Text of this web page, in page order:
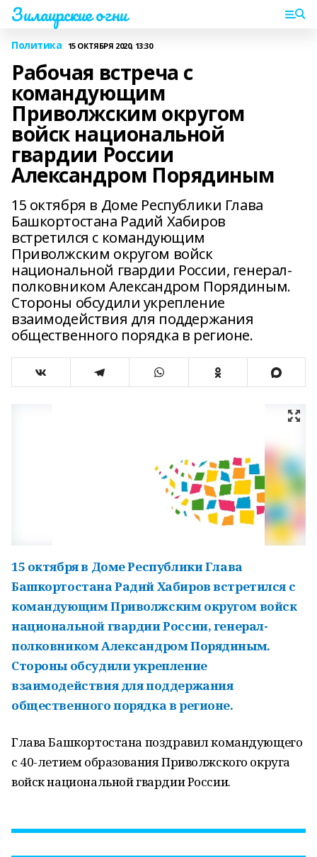
Зилаирские огни
Политика 15 ОКТЯБРЯ 2020, 13:30
Рабочая встреча с
командующим
Приволжским округом
войск национальной
гвардии России
Александром Порядиным
15 октября в Доме Республики Глава
Башкортостана Радий Хабиров
встретился с командующим
Приволжским округом войск
национальной гвардии России, генерал-
полковником Александром Порядиным.
Стороны обсудили укрепление
взаимодействия для поддержания
общественного порядка в регионе.
15 октября в Доме Республики Глава
Башкортостана Радий Хабиров встретился с
командующим Приволжским округом войск
национальной гвардии России, генерал-
полковником Александром Порядиным.
Стороны обсудили укрепление
взаимодействия для поддержания
общественного порядка в регионе.
Глава Башкортостана поздравил командующего
с 40-летием образования Приволжского округа
войск национальной гвардии России.